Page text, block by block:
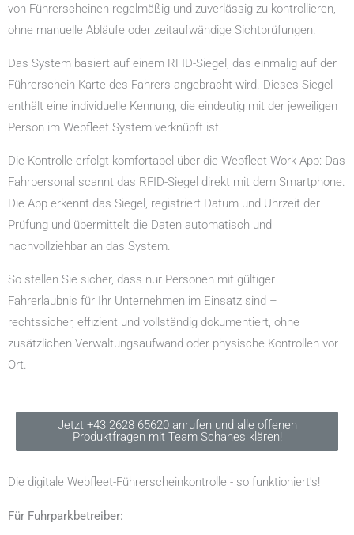
von Führerscheinen regelmäßig und zuverlässig zu kontrollieren,
ohne manuelle Abläufe oder zeitaufwändige Sichtprüfungen.
Das System basiert auf einem RFID-Siegel, das einmalig auf der
Führerschein-Karte des Fahrers angebracht wird. Dieses Siegel
enthält eine individuelle Kennung, die eindeutig mit der jeweiligen
Person im Webfleet System verknüpft ist.
Die Kontrolle erfolgt komfortabel über die Webfleet Work App: Das
Fahrpersonal scannt das RFID-Siegel direkt mit dem Smartphone.
Die App erkennt das Siegel, registriert Datum und Uhrzeit der
Prüfung und übermittelt die Daten automatisch und
nachvollziehbar an das System.
So stellen Sie sicher, dass nur Personen mit gültiger
Fahrerlaubnis für Ihr Unternehmen im Einsatz sind –
rechtssicher, effizient und vollständig dokumentiert, ohne
zusätzlichen Verwaltungsaufwand oder physische Kontrollen vor
Ort.
Jetzt +43 2628 65620 anrufen und alle offenen
Produktfragen mit Team Schanes klären!
Die digitale Webfleet-Führerscheinkontrolle - so funktioniert's!
Für Fuhrparkbetreiber: